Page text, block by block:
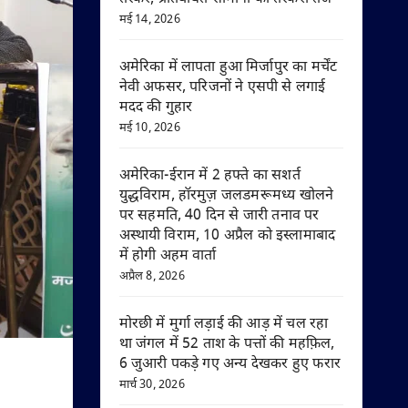
मई 14, 2026
अमेरिका में लापता हुआ मिर्जापुर का मर्चेंट
नेवी अफसर, परिजनों ने एसपी से लगाई
मदद की गुहार
मई 10, 2026
अमेरिका-ईरान में 2 हफ्ते का सशर्त
युद्धविराम, हॉरमुज़ जलडमरूमध्य खोलने
पर सहमति, 40 दिन से जारी तनाव पर
अस्थायी विराम, 10 अप्रैल को इस्लामाबाद
में होगी अहम वार्ता
अप्रैल 8, 2026
मोरछी में मुर्गा लड़ाई की आड़ में चल रहा
था जंगल में 52 ताश के पत्तों की महफ़िल,
6 जुआरी पकड़े गए अन्य देखकर हुए फरार
मार्च 30, 2026